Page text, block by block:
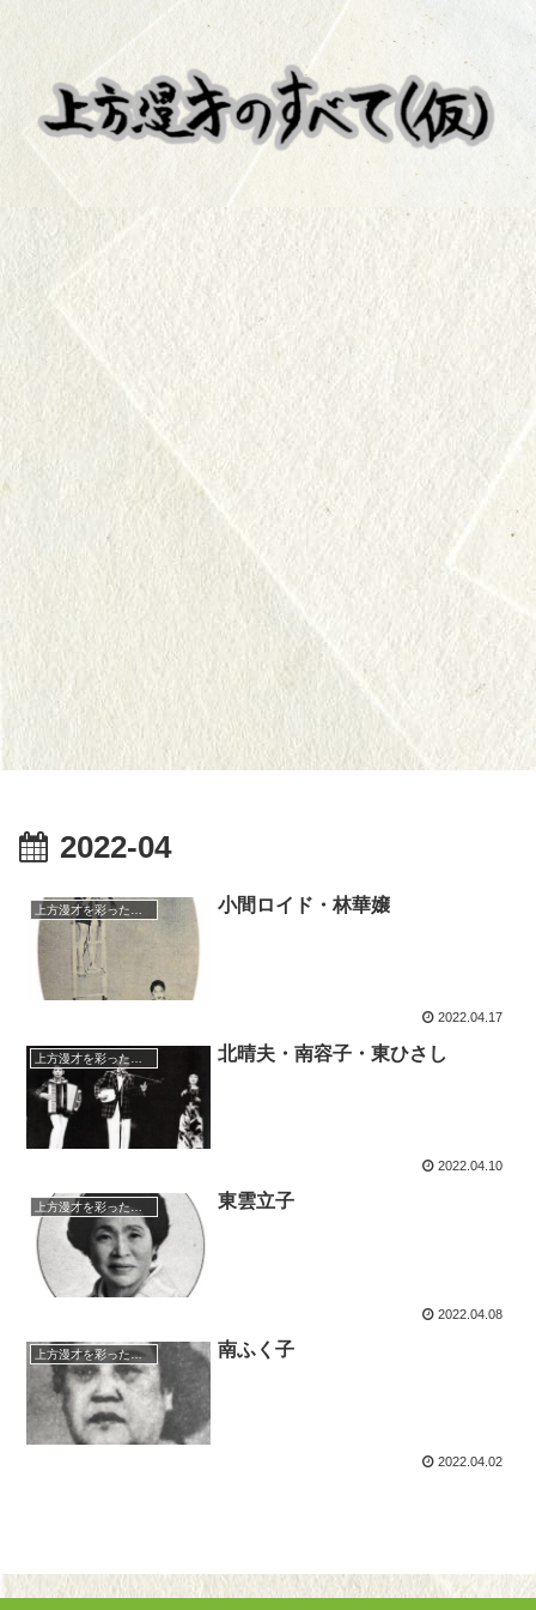
2022-04
上方漫才を彩った人々（仮） 小間ロイド・林華嬢
2022.04.17
北晴夫・南容子・東ひさし
2022.04.10
上方漫才を彩った人々（仮） 東雲立子
2022.04.08
上方漫才を彩った人々（仮） 南ふく子
2022.04.02